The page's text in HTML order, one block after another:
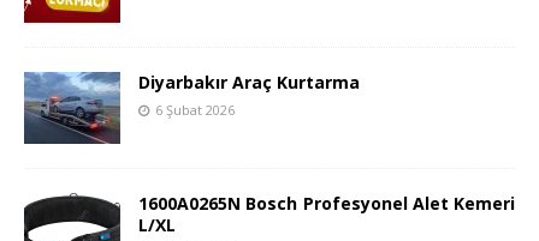
Diyarbakır Araç Kurtarma
6 Şubat 2026
1600A0265N Bosch Profesyonel Alet Kemeri
L/XL